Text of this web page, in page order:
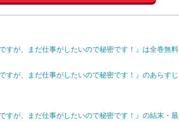
すが、まだ仕事がしたいので秘密です！』は全巻無料
が、まだ仕事がしたいので秘密です！』のあらすじ
すが、まだ仕事がしたいので秘密です！』の結末・最